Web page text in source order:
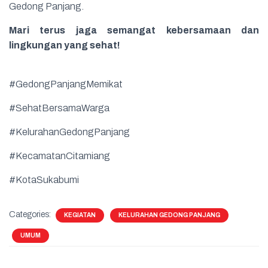
Gedong Panjang.
Mari terus jaga semangat kebersamaan dan
lingkungan yang sehat!
#GedongPanjangMemikat
#SehatBersamaWarga
#KelurahanGedongPanjang
#KecamatanCitamiang
#KotaSukabumi
Categories: KEGIATAN KELURAHAN GEDONG PANJANG
UMUM